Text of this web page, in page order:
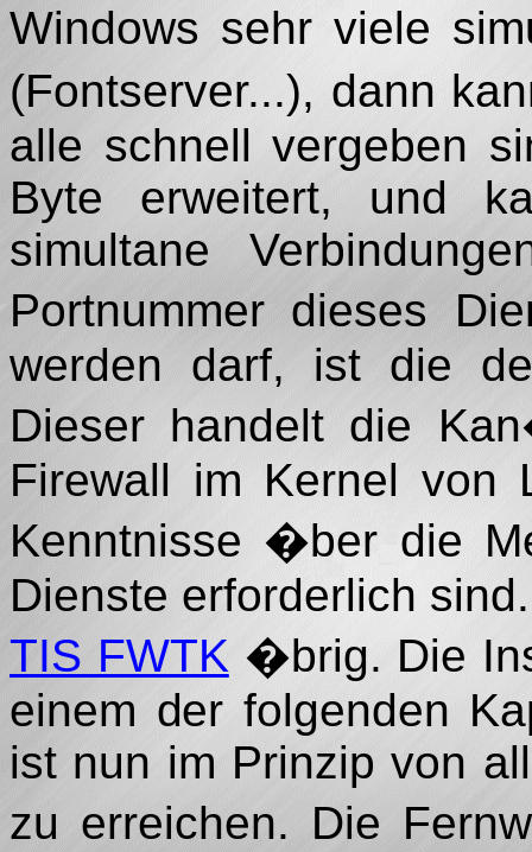
Windows sehr viele
(Fontserver...), dann
alle schnell vergeben
Byte erweitert, und
simultane
Portnummer dieses
werden darf, ist die
Dieser handelt die
Firewall im Kernel von
Kenntnisse �ber die
Dienste erforderlich
TIS FWTK �brig. Die
einem der folgenden
ist nun im Prinzip von
zu erreichen. Die